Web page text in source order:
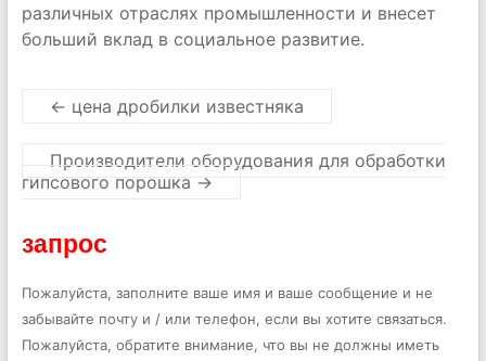
различных отраслях промышленности и внесет
больший вклад в социальное развитие.
← цена дробилки известняка
Производители оборудования для обработки
гипсового порошка →
запрос
Пожалуйста, заполните ваше имя и ваше сообщение и не
забывайте почту и / или телефон, если вы хотите связаться.
Пожалуйста, обратите внимание, что вы не должны иметь